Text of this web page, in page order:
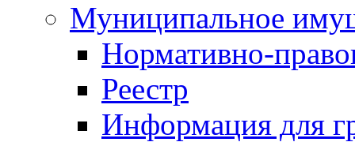
Муниципальное
Нормативно-
Реестр
Информация для